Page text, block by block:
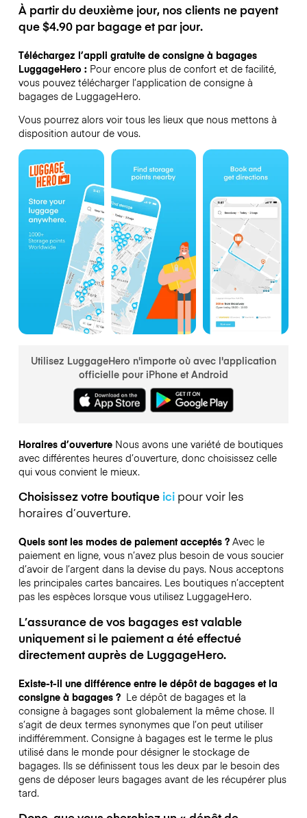
À partir du deuxième jour, nos clients ne payent
que $4.90 par bagage et par jour.
Téléchargez l’appli gratuite de consigne à bagages
LuggageHero :Pour encore plus de confort et de facilité,
vous pouvez télécharger l’application de consigne à
bagages de LuggageHero.
Vous pourrez alors voir tous les lieux que nous mettons à
disposition autour de vous.
Utilisez LuggageHero n'importe où avec l'application
officielle pour iPhone et Android
Horaires d’ouverture Nous avons une variété de boutiques
avec différentes heures d’ouverture, donc choisissez celle
qui vous convient le mieux.
Choisissez votre boutique icipour voir les
horaires d’ouverture.
Quels sont les modes de paiement acceptés ? Avec le
paiement en ligne, vous n’avez plus besoin de vous soucier
d’avoir de l’argent dans la devise du pays. Nous acceptons
les principales cartes bancaires. Les boutiques n’acceptent
pas les espèces lorsque vous utilisez LuggageHero.
L’assurance de vos bagages est valable
uniquement si le paiement a été effectué
directement auprès de LuggageHero.
Existe-t-il une différence entre le dépôt de bagages et la
consigne à bagages ? Le dépôt de bagages et la
consigne à bagages sont globalement la même chose. Il
s’agit de deux termes synonymes que l’on peut utiliser
indifféremment. Consigne à bagages est le terme le plus
utilisé dans le monde pour désigner le stockage de
bagages. Ils se définissent tous les deux par le besoin des
gens de déposer leurs bagages avant de les récupérer plus
tard.